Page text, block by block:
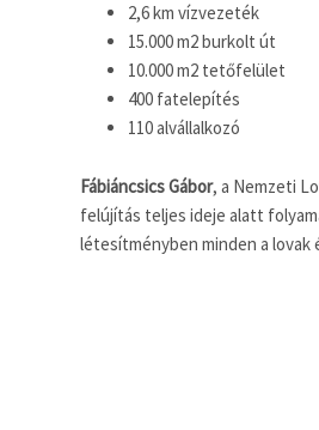
2,6 km vízvezeték
15.000 m2 burkolt út
10.000 m2 tetőfelület
400 fatelepítés
110 alvállalkozó
Fábiáncsics Gábor, a Nemzeti
felújítás teljes ideje alatt
létesítményben minden a lovak